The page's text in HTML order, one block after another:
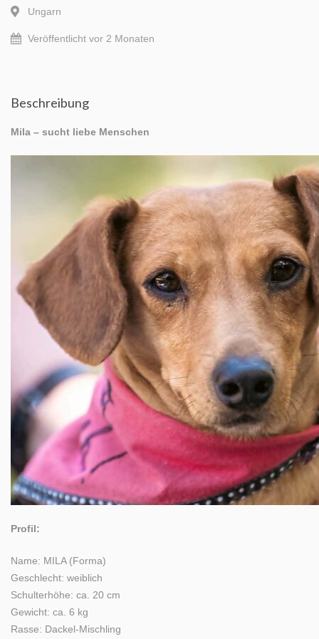
Mein Account
Ungarn
Veröffentlicht vor 2 Monaten
Beschreibung
Mila – sucht liebe Menschen
Profil:
Name: MILA (Forma)
Geschlecht: weiblich
Schulterhöhe: ca. 20 cm
Gewicht: ca. 6 kg
Rasse: Dackel-Mischling